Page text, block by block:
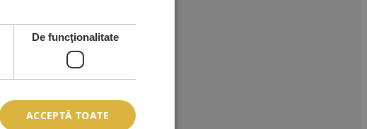
De funcţionalitate
ACCEPTĂ TOATE